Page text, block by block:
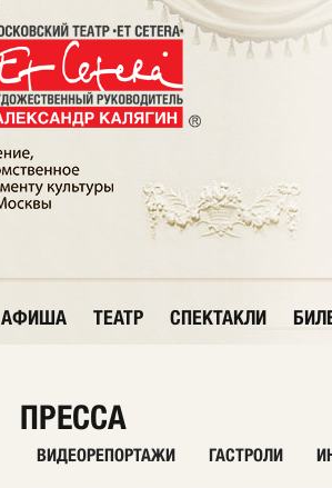
АФИША ТЕАТР СПЕКТАКЛИ
ПРЕССА
ВИДЕОРЕПОРТАЖИ ГАСТРОЛИ